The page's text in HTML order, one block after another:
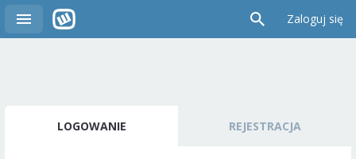
Zaloguj się
LOGOWANIE REJESTRACJA